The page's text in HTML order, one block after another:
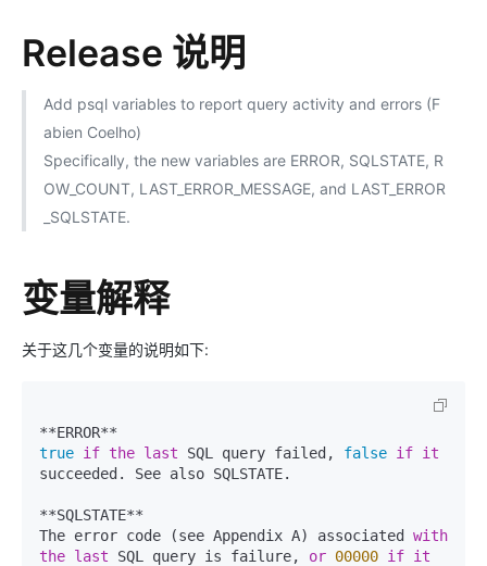
Release 说明
Add psql variables to report query activity and errors (F
abien Coelho)
Specifically, the new variables are ERROR, SQLSTATE, R
OW_COUNT, LAST_ERROR_MESSAGE, and LAST_ERROR
_SQLSTATE.
变量解释
关于这几个变量的说明如下:
true if the last SQL query failed, false if it
succeeded. See also SQLSTATE.
**SQLSTATE**
The error code (see Appendix A) associated with
the last SQL query is failure, or 00000 if it